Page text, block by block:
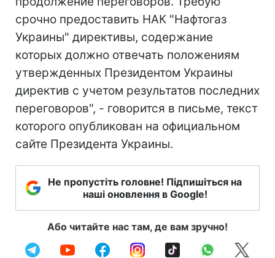
срочно предоставить НАК "Нафтогаз
Украины" директивы, содержание
которых должно отвечать положениям
утвержденных Президентом Украины
директив с учетом результатов последних
переговоров", - говорится в письме, текст
которого опубликован на официальном
сайте Президента Украины.
Не пропустіть головне! Підпишіться на
наші оновлення в Google!
Або читайте нас там, де вам зручно!